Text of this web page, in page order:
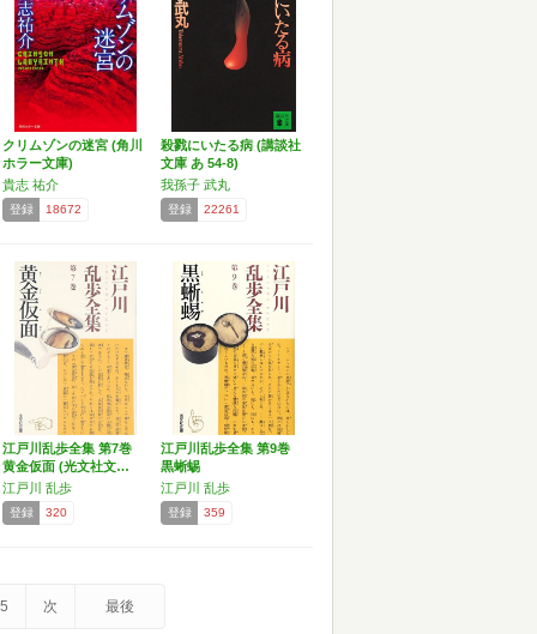
クリムゾンの迷宮 (角川
ホラー文庫)
貴志 祐介
登録 18672
殺戮にいたる病 (講談社
文庫 あ 54-8)
我孫子 武丸
登録 22261
江戸川乱歩全集 第7巻
黄金仮面 (光文社文…
江戸川 乱歩
登録 320
江戸川乱歩全集 第9巻
黒蜥蜴
江戸川 乱歩
登録 359
5 次 最後